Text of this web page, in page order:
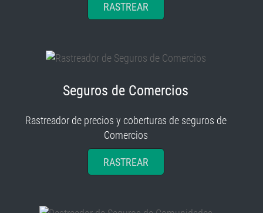
RASTREAR
Seguros de Comercios
Rastreador de precios y coberturas de seguros de
Comercios
RASTREAR